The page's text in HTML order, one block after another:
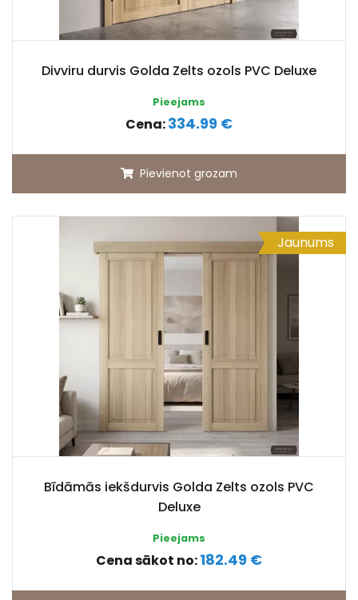
Divviru durvis Golda Zelts ozols PVC Deluxe
Pieejams
Cena:334.99 €
Pievienot grozam
Jaunums
Bīdāmās iekšdurvis Golda Zelts ozols PVC
Deluxe
Pieejams
Cena sākot no:182.49 €